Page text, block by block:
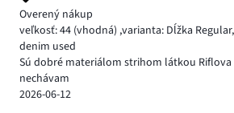
Overený nákup
veľkosť: 44 (vhodná) ,varianta: Dĺžka Regular,
denim used
Sú dobré materiálom strihom látkou
nechávam
2026-06-12